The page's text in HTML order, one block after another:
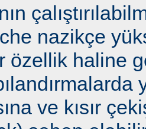
nazikçe
özellik haline
ve kısır